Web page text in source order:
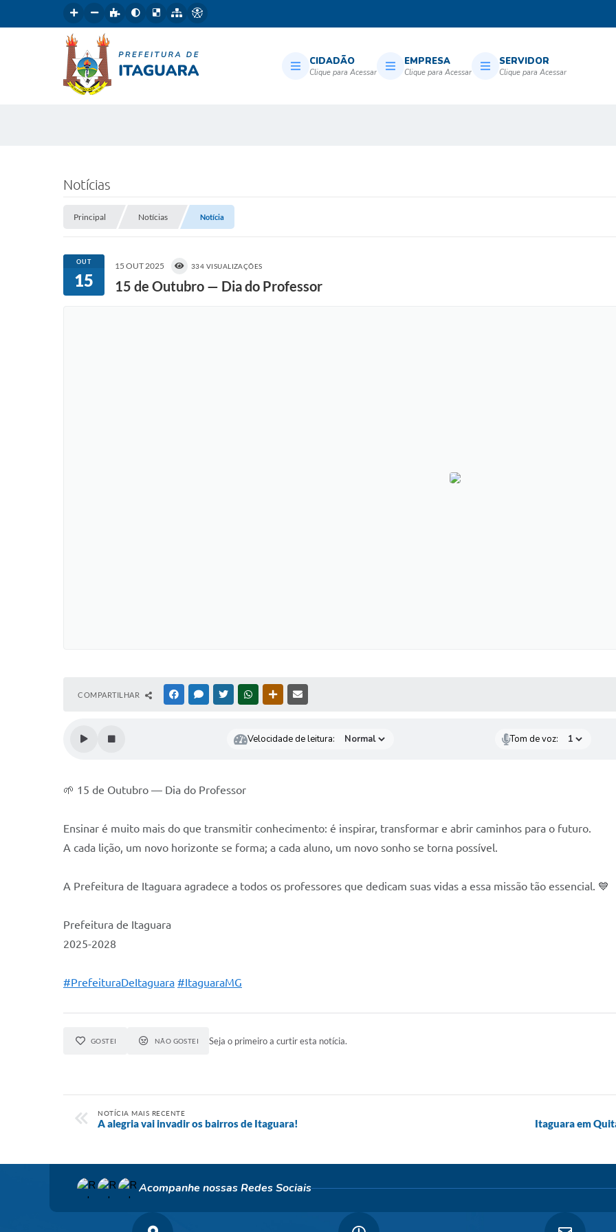
CIDADÃO EMPRESA SERVIDOR
Notícias
Principal Notícias Notícia
OUT
15
15 OUT 2025 334 VISUALIZAÇÕES
15 de Outubro — Dia do Professor
COMPARTILHAR FACEBOOKMESSENGER
TWITTERWHATSAPPOUTRAS MÍDIAS
Velocidade de leitura: Tom de voz:
🌱 15 de Outubro — Dia do Professor
Ensinar é muito mais do que transmitir conhecimento: é inspirar, transformar e abrir caminhos para o futuro.
A cada lição, um novo horizonte se forma; a cada aluno, um novo sonho se torna possível.
A Prefeitura de Itaguara agradece a todos os professores que dedicam suas vidas a essa missão tão essencial. 💙
Prefeitura de Itaguara
2025-2028
#PrefeituraDeItaguara #ItaguaraMG
GOSTEI NÃO GOSTEI Seja o primeiro a curtir esta notícia.
NOTÍCIA MAIS RECENTE
A alegria vai invadir os bairros de Itaguara! Itaguara em
Acompanhe nossas Redes Sociais